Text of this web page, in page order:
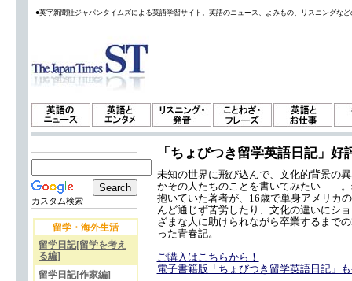
●英字新聞社ジャパンタイムズによる英語学習サイト。英語のニュース、よみもの、リスニングな
カスタム検索
留学・海外生活
留学日記[留学を考え
る編]
留学日記[作家編]
「ちょびつき留学英語日記」好
未知の世界に飛び込んで、文化的背景の
かその人たちのことを書いてみたい——
抱いていた著者が、16歳で単身アメリカ
んど通じず苦労したり、文化の違いにシ
ざまな人に助けられながら卒業するまで
った青春記。
ご購入はこちらから！
電子書籍版「ちょびつき留学英語日記」